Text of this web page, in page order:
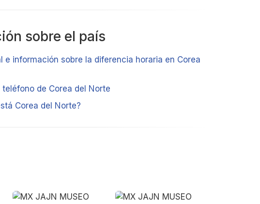
sobre el país
e información sobre la diferencia horaria en Corea
teléfono de Corea del Norte
Corea del Norte?